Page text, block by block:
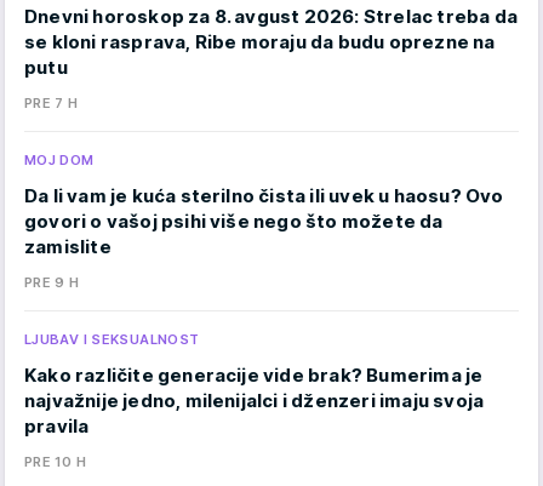
Dnevni horoskop za 8. avgust 2026: Strelac treba da
se kloni rasprava, Ribe moraju da budu oprezne na
putu
PRE 7 H
MOJ DOM
Da li vam je kuća sterilno čista ili uvek u haosu? Ovo
govori o vašoj psihi više nego što možete da
zamislite
PRE 9 H
LJUBAV I SEKSUALNOST
Kako različite generacije vide brak? Bumerima je
najvažnije jedno, milenijalci i dženzeri imaju svoja
pravila
PRE 10 H